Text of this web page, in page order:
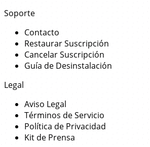
Soporte
Contacto
Restaurar Suscripción
Cancelar Suscripción
Guía de Desinstalación
Legal
Aviso Legal
Términos de Servicio
Política de Privacidad
Kit de Prensa